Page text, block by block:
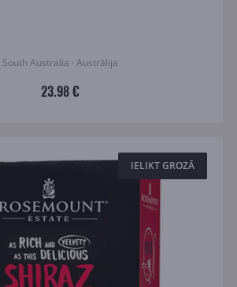
South Australia · Austrālija
23.98 €
IELIKT GROZĀ